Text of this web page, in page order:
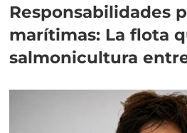
Responsabilidades
marítimas: La flota
salmonicultura